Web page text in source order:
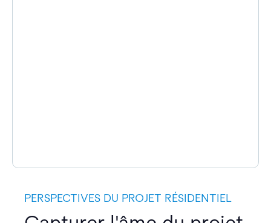
PERSPECTIVES DU PROJET RÉSIDENTIEL